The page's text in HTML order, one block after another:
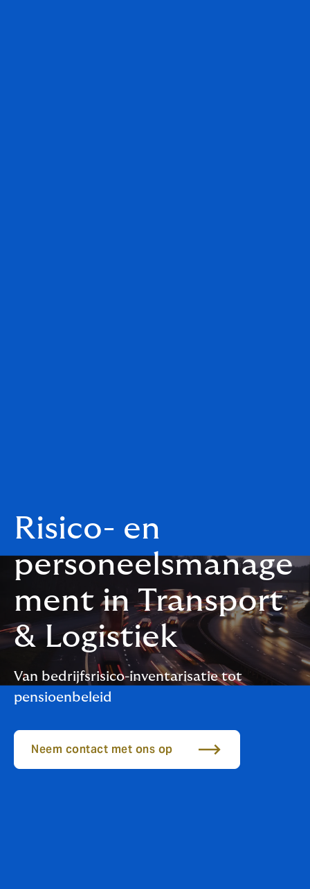
Risico- en
personeelsmanage
ment in Transport
& Logistiek
Van bedrijfsrisico-inventarisatie tot
pensioenbeleid
Neem contact met ons op